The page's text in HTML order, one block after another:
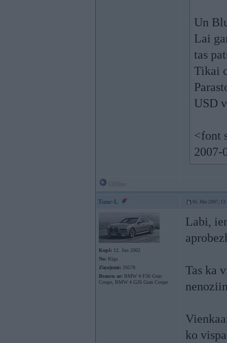
Un
Lai
tas
Tikai
USD
<font
2007-
Tune-L 05. Mar 2007,
Kopš: 12. Jun 2002
No: Rīga
Ziņojumi: 20578
Braucu ar: BMW 4 F36 Gran
Coupe, BMW 4 G26 Gran Coupe
Labi,
Tas ka
ko